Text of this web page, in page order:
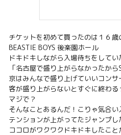
チケットを初めて買ったのは１６歳
BEASTIE BOYS 後楽園ホール
ドキドキしながら入場待ちをして
「名古屋で盛り上がらなかったか
京はみんなで盛り上げていいコンサ
客が盛り上がらないとすぐに終わる
マジで？
そんなことあるんだ！こりゃ気合
テンションが上がってたジャンプ
ココロがワクワクドキドキしたこ